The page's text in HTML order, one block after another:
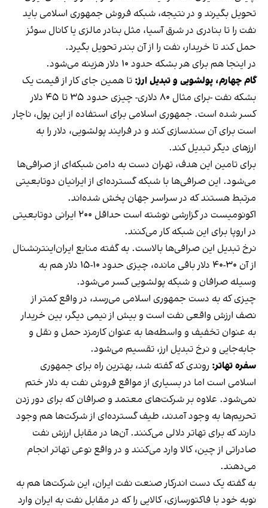
تحویل بگیرند و در نتیجه، شبکه فروش جمهوری اسلامی باید
نفت را تا بنادری در شرق آسیا، مثل بنادر مالزی یا کانال سوئز
حمل کند تا خریدار، نفت را از آن بندر تحویل بگیرد.
در اینجا هم برای هر بشکه حدود ۱۰ دلار هزینه می‌شود.
گام چهارم، پولشویی و تبدیل ارز: تا همین‌ جای کار از قیمت یک
بشکه نفت -برای مثال ۸۰ دلاری- چیزی حدود ۳۵ تا ۴۵ دلار
کسر شده است. جمهوری اسلامی برای استفاده از این پول، ناچار
است برای آن سندسازی کند و در فرایند پولشویی، دلار را به
ارزهای دیگر تبدیل کند.
برای تامین این هدف، تهران دست به دامن شبکه‌ای از صرافی‌ها
می‌شود. این صرافی‌ها با شبکه گسترده‌ای از ایرانیان دو‌تابعیتی
مرتبط هستند که در سراسر جهان پخش شده‌اند.
اکونومیست در گزارشی نوشته است حداقل ۲۰۰ ایرانی دو‌تابعیتی
در اروپا برای این شبکه کار می‌کنند.
نرخ تبدیل این صرافی‌ها بالاست. به گفته منابع ایران‌اینترنشنال
از آن ۳۰-۴۰ دلار باقی مانده، چیزی حدود
۱۰-۱۵ دلار هم به
وسیله صرافان و شبکه پولشویی کسر می‌شود.
چیزی که به دست جمهوری اسلامی می‌رسد، در واقع کمتر از
نصف ارزش واقعی نفت است و بیش از نیمی دیگر، بین خریدار
به عنوان تخفیف و واسطه‌ها به عنوان کارمزد حمل و نقل و
جابه‌جایی و نرخ تبدیل ارز، تقسیم می‌شود.
سفره تهاتر: روندی که گفته شد، بهترین راه برای جمهوری
اسلامی است اما در بسیاری از مواقع فروش نفت به دلار ختم
نمی‌شود. علاوه بر شرکت‌های معتمد و صرافان که برای دور زدن
تحریم‌ها به وجود آمدند، طیف گسترده‌ای از شرکت‌ها هم وجود
دارند که برای تهاتر دلالی می‌کنند. آن‌ها در مقابل ارزش نفت
صادراتی از چین، کالا وارد می‌کنند و در واقع نوعی تهاتر انجام
می‌دهند.
به گفته یک دست اندرکار صنعت نفت ایران، این شرکت‌ها هم به
نوبه خود با فاکتورسازی، کالایی را که در مقابل نفت به ایران وارد